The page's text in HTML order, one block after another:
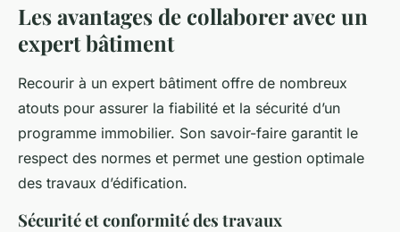
Les avantages de collaborer avec un
expert bâtiment
Recourir à un expert bâtiment offre de nombreux
atouts pour assurer la fiabilité et la sécurité d’un
programme immobilier. Son savoir-faire garantit le
respect des normes et permet une gestion optimale
des travaux d’édification.
Sécurité et conformité des travaux